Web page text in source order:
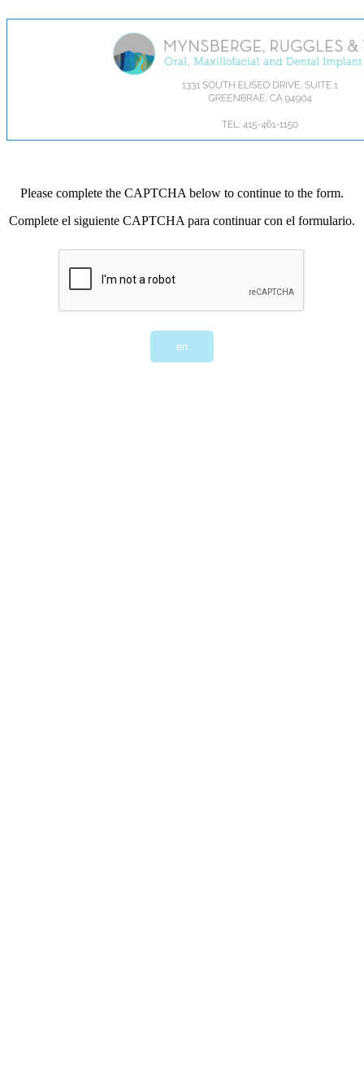
Please complete the CAPTCHA below to continue to the form.
Complete el siguiente CAPTCHA para continuar con el formulario.
en